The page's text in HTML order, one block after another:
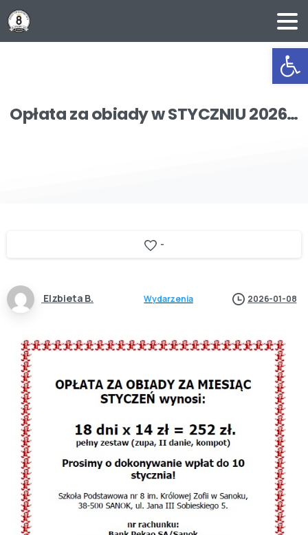
OpłatazaobiadywSTYCZNIU2026…
-
Elzbieta B. Wydarzenia 2026-01-08